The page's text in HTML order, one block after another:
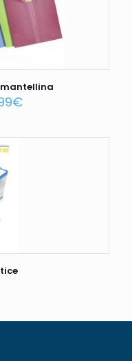
€